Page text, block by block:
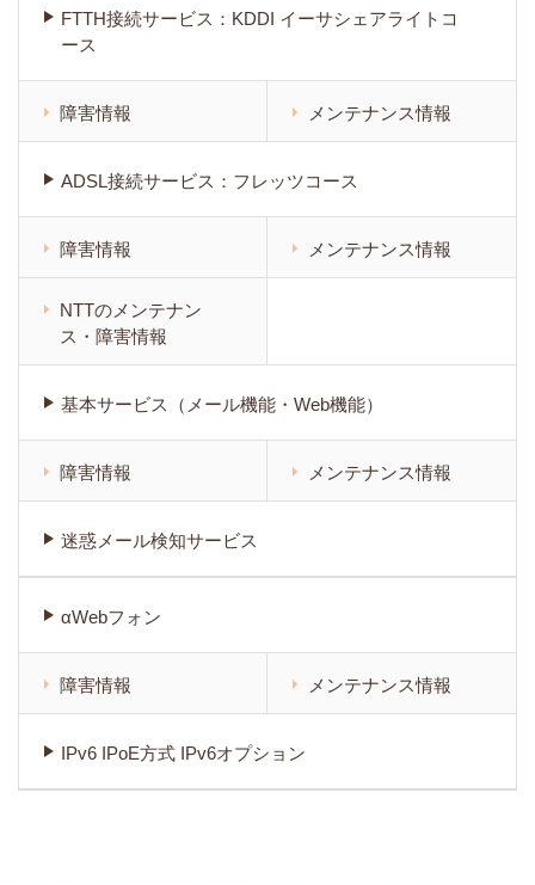
FTTH接続サービス：KDDI イーサシェアライトコ
ース
障害情報 メンテナンス情報
ADSL接続サービス：フレッツコース
障害情報 メンテナンス情報
NTTのメンテナン
ス・障害情報
基本サービス（メール機能・Web機能）
障害情報 メンテナンス情報
迷惑メール検知サービス
αWebフォン
障害情報 メンテナンス情報
IPv6 IPoE方式 IPv6オプション